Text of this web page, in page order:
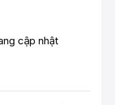
cập nhật